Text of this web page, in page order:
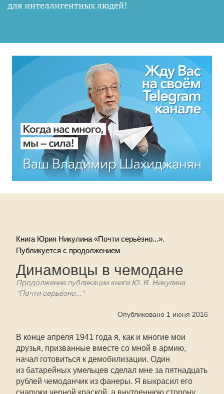
для интеллигентных людей!
Книга Юрия Никулина «Почти серьёзно...».
Публикуется с продолжением
Динамовцы в чемодане
Продолжение публикации книги Ю. В. Никулина
"Почти серьёзно..."
Опубликовано 1 июня 2016
В конце апреля 1941 года я, как и многие мои
друзья, призванные вместе со мной в армию,
начал готовиться к демобилизации. Один
из батарейных умельцев сделал мне за пятнадцать
рублей чемоданчик из фанеры. Я выкрасил его
снаружи черной краской, а внутреннюю сторону